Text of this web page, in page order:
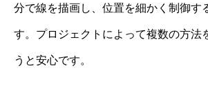
分で線を描画し、位置を細かく制御す
す。プロジェクトによって複数の方法
うと安心です。